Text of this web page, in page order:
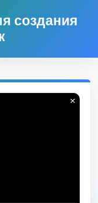
создания